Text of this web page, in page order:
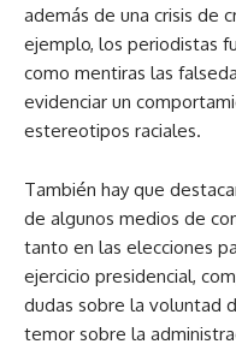
además de una crisis de
ejemplo, los periodistas
como mentiras las
evidenciar un
estereotipos raciales.
También hay que
de algunos medios de
tanto en las elecciones
ejercicio presidencial,
dudas sobre la voluntad
temor sobre la